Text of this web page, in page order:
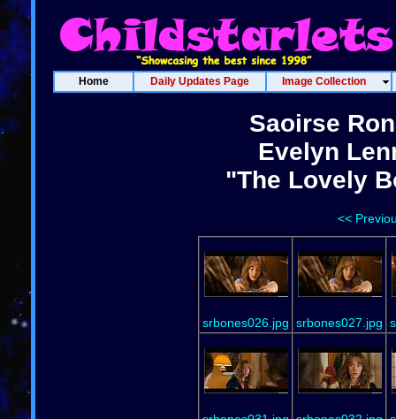
Home Daily Updates Page Image Collection
Saoirse
Evelyn
"The Lovely
<<
srbones026.jpg srbones027.jpg